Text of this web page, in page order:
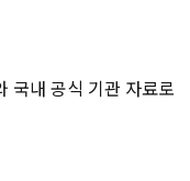
국내 공식 기관 자료로